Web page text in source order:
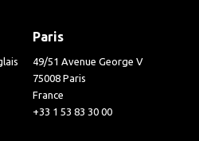
Paris
49/51 Avenue George V
75008 Paris
France
+33 1 53 83 30 00